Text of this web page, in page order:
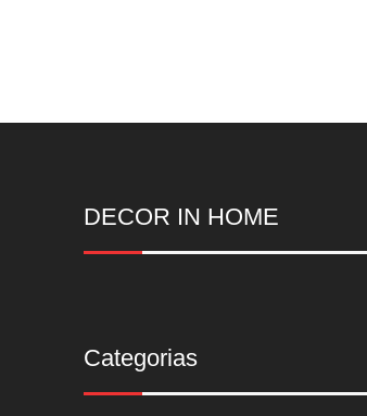
DECOR IN HOME
Categorias